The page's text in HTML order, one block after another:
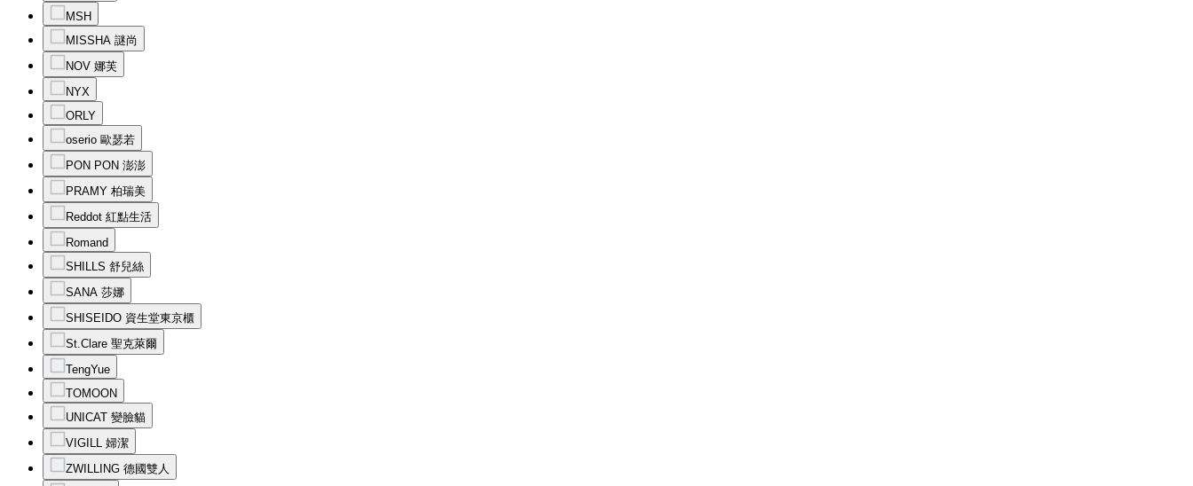
MSH
MISSHA 謎尚
NOV 娜芙
NYX
ORLY
oserio 歐瑟若
PON PON 澎澎
PRAMY 柏瑞美
Reddot 紅點生活
Romand
SHILLS 舒兒絲
SANA 莎娜
SHISEIDO 資生堂東京櫃
St.Clare 聖克萊爾
TengYue
TOMOON
UNICAT 變臉貓
VIGILL 婦潔
ZWILLING 德國雙人